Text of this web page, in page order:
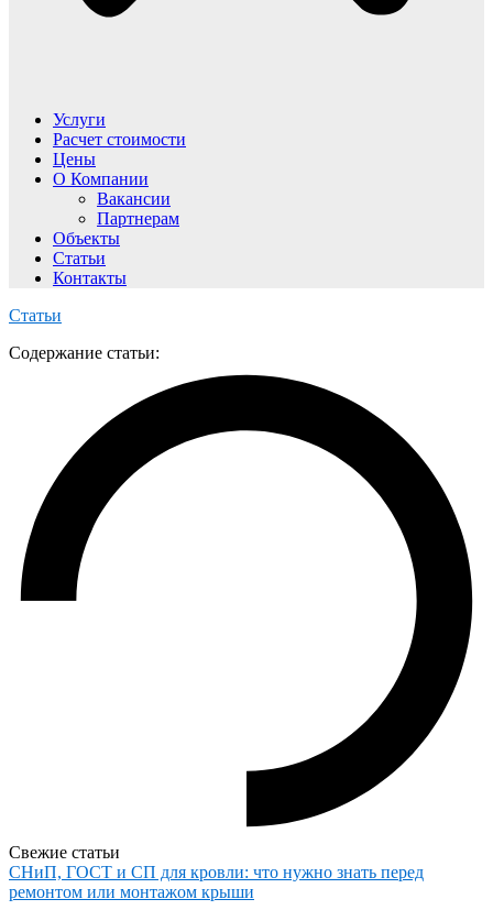
Услуги
Расчет стоимости
Цены
О Компании
Вакансии
Партнерам
Объекты
Статьи
Контакты
Статьи
Содержание статьи:
Свежие статьи
СНиП, ГОСТ и СП для кровли: что нужно знать перед
ремонтом или монтажом крыши